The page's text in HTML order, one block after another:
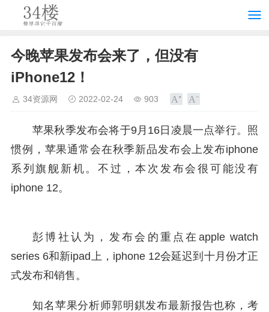
今晚苹果发布会来了，但没有
iPhone12！
34资源网 2022-02-24 903
苹果秋季发布会将于9月16日凌晨一点举行。照
惯例，苹果通常会在秋季新品发布会上发布iphone
系列旗舰新机。不过，本次发布会很可能没有
iphone 12。
彭博社认为，发布会的重点在apple watch
series 6和新ipad上，iphone 12会延迟到十月份才正
式发布和销售。
知名苹果分析师郭明錤发布最新报告也称，考